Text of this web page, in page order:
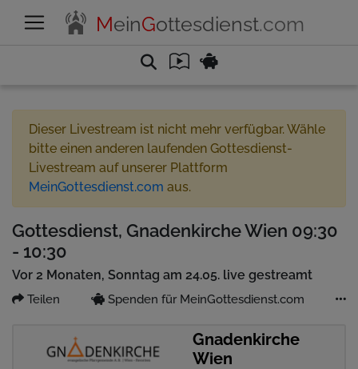
MeinGottesdienst.com
Dieser Livestream ist nicht mehr verfügbar. Wähle
bitte einen anderen laufenden Gottesdienst-
Livestream auf unserer Plattform
MeinGottesdienst.com aus.
Gottesdienst, Gnadenkirche Wien 09:30
- 10:30
Vor 2 Monaten, Sonntag am 24.05. live gestreamt
Teilen Spenden für MeinGottesdienst.com
Gnadenkirche
Wien